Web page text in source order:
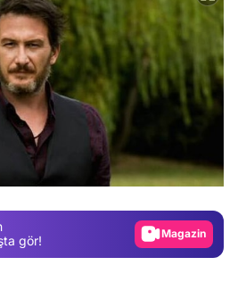
gör!
Video
Gündem
Video